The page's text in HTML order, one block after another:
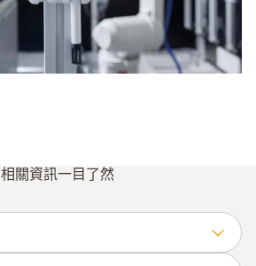
相關資訊一目了然